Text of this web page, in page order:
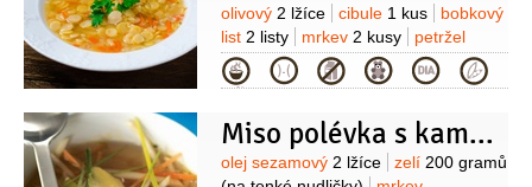
olivový 2 lžíce cibule 1 kus
bobkový
list 2 listy mrkev 2 kusy
petržel
kořenová1 kus sůl1 lžička
(nerafinovaná)
umeocet(na
Kategorie
Miso polévka s kamutem
Suroviny
olej sezamový 2 lžíce zelí 200 gramů